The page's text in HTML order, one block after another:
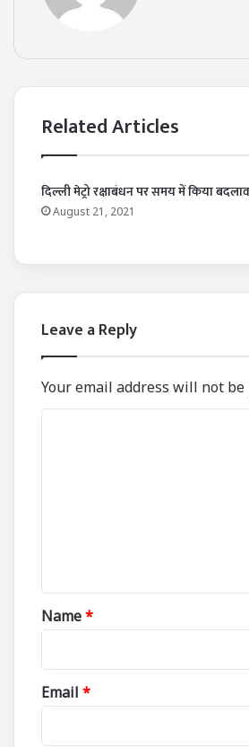
Related Articles
दिल्ली मेट्रो रक्षाबंधन पर समय में किया बदलाव
August 21, 2021
Leave a Reply
Your email address will not
*
Name*
Email *